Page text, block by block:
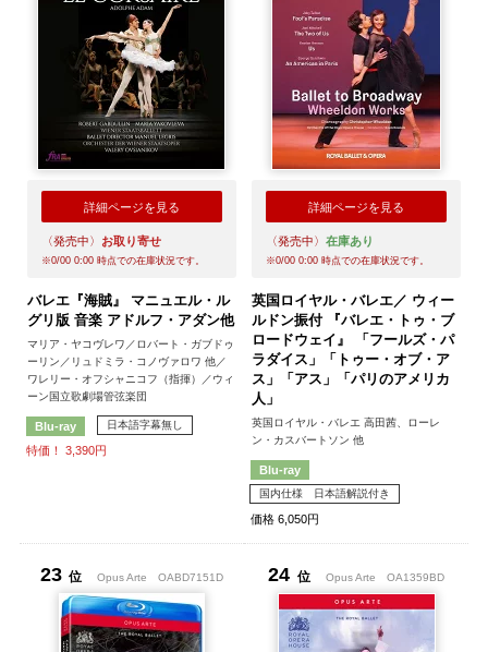
詳細ページを見る
〈発売中〉 お取り寄せ
※0/00 0:00時点での在庫状況です。
バレエ『海賊』 マニュエル・ル
グリ版 音楽 アドルフ・アダン他
マリア・ヤコヴレワ／ロバート・ガブドゥ
ーリン／リュドミラ・コノヴァロワ 他／
ワレリー・オフシャニコフ（指揮）／ウィ
ーン国立歌劇場管弦楽団
Blu-ray 日本語字幕無し
特価！ 3,390円
詳細ページを見る
〈発売中〉 在庫あり
※0/00 0:00時点での在庫状況です。
英国ロイヤル・バレエ／ ウィー
ルドン振付 『バレエ・トゥ・ブ
ロードウェイ』 「フールズ・パ
ラダイス」「トゥー・オブ・ア
ス」「アス」「パリのアメリカ
人」
英国ロイヤル・バレエ 高田茜、ローレ
ン・カスバートソン 他
Blu-ray
国内仕様 日本語解説付き
価格 6,050円
23 位 Opus ArteOABD7151D 24 位 Opus Arte OA1359BD